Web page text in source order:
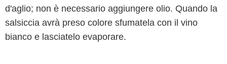
d'aglio; non è necessario aggiungere olio. Quando la
salsiccia avrà preso colore sfumatela con il vino
bianco e lasciatelo evaporare.